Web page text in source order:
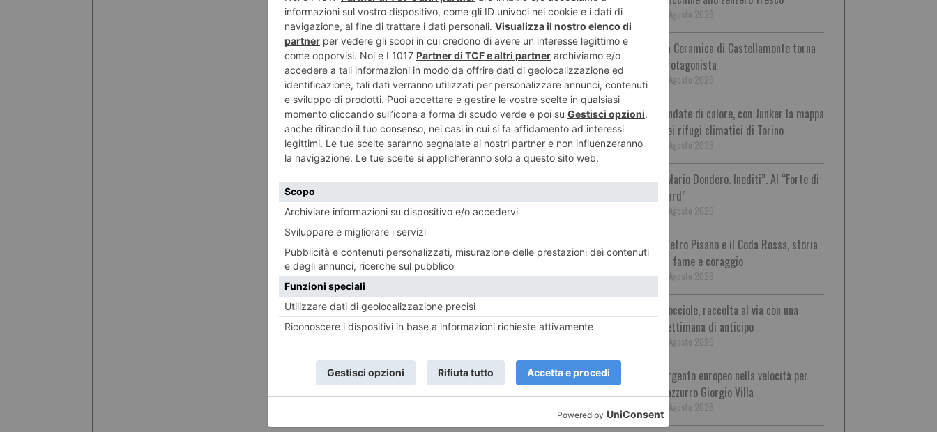
6 Agosto 2026
La Ceramica di Castellamonte torna
protagonista
6 Agosto 2026
Ondate di calore, con Junker la mappa
dei rifugi climatici di Torino
6 Agosto 2026
“Mario Dondero. Inediti”. Al “Forte di
Bard”
6 Agosto 2026
Pietro Pisano e il Coda Rossa, storia
di fame e coraggio
6 Agosto 2026
Nocciole, raccolta al via con una
settimana di anticipo
6 Agosto 2026
Argento europeo nella velocità per
l’azzurro Giorgio Villa
6 Agosto 2026